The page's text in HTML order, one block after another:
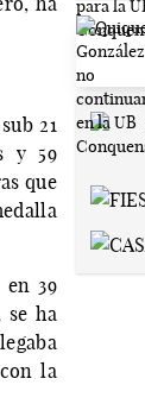
21
y 59
que
39
se ha
la